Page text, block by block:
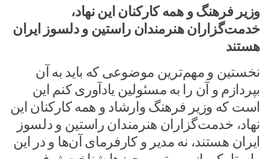
وزیر فرهنگ و همه کارکنان این نهاد،
خدمت‌گزاران هنرمندان راستین و دلسوز ایران
هستند
نخستین و مهم‌ترین موضوعی که باید به آن
بپردازم و آن را به مسئولین یادآوری کنم این
است که وزیر فرهنگ وارشاد و همه کارکنان این
نهاد، خدمت‌گزاران هنرمندان راستین و دلسوز
ایران هستند، نه مدیر و کارفرمای آن‌ها و در این